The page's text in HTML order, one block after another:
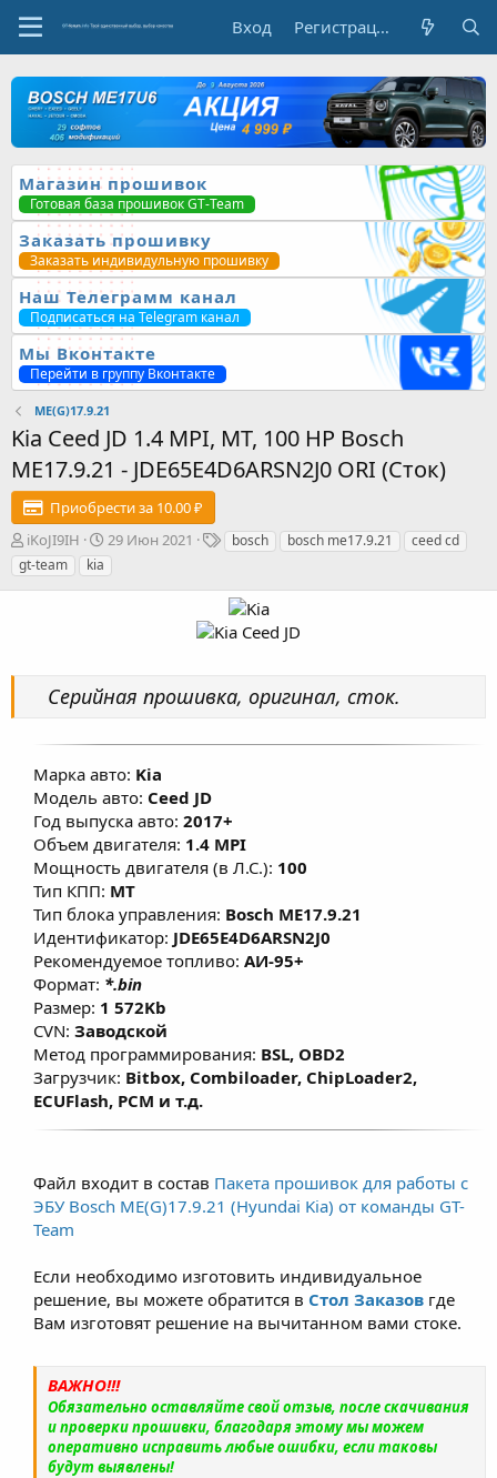
Вход Регистрация
Магазин прошивок
Готовая база прошивок GT-Team
Заказать прошивку
Заказать индивидульную прошивку
Наш Телеграмм канал
Подписаться на Telegram канал
Мы Вконтакте
Перейти в группу Вконтакте
ME(G)17.9.21
Kia Ceed JD 1.4 MPI, MT, 100 HP Bosch
ME17.9.21 - JDE65E4D6ARSN2J0 ORI (Сток)
Приобрести за 10.00 ₽
А
в
т
iKoJI9IH
Д
а
т
а
29 Июн 2021
Т
и
bosch bosch me17.9.21
ceed cd
gt-team
kia
Серийная прошивка, оригинал, сток.
Марка авто: Kia
Модель авто: Ceed JD
Год выпуска авто: 2017+
Объем двигателя: 1.4 MPI
Мощность двигателя (в Л.С.): 100
Тип КПП: MT
Тип блока управления: Bosch ME17.9.21
Идентификатор: JDE65E4D6ARSN2J0
Рекомендуемое топливо: АИ-95+
Формат: *.bin
Размер: 1 572Kb
CVN: Заводской
Метод программирования: BSL, OBD2
Загрузчик: Bitbox, Combiloader, ChipLoader2,
ECUFlash, PCM и т.д.
Файл входит в состав Пакета прошивок для работы с
ЭБУ Bosch ME(G)17.9.21 (Hyundai Kia) от команды GT-
Team
Если необходимо изготовить индивидуальное
решение, вы можете обратится в Стол Заказов где
Вам изготовят решение на вычитанном вами стоке.
ВАЖНО!!!
Обязательно оставляйте свой отзыв, после скачивания
и проверки прошивки, благодаря этому мы можем
оперативно исправить любые ошибки, если таковы
будут выявлены!